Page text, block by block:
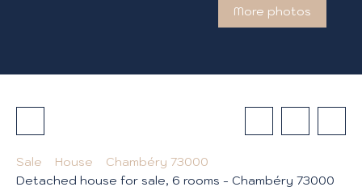
More photos
Sale House
Chambéry 73000
Detached house for sale, 6 rooms - Chambéry 73000